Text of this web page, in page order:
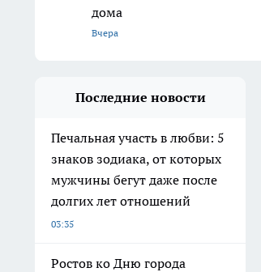
дома
Вчера
Последние новости
Печальная участь в любви: 5
знаков зодиака, от которых
мужчины бегут даже после
долгих лет отношений
03:35
Ростов ко Дню города